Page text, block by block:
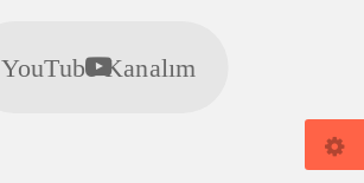
YouTube Kanalım